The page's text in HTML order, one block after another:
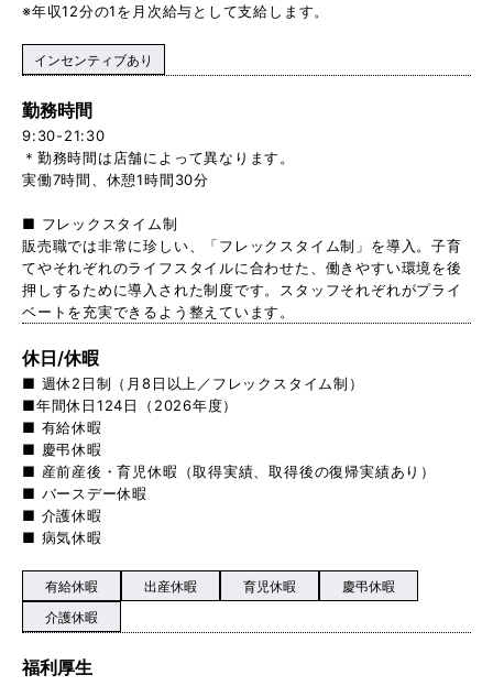
※年収12分の1を月次給与として支給します。
インセンティブあり
勤務時間
9:30-21:30
＊勤務時間は店舗によって異なります。
実働7時間、休憩1時間30分
■ フレックスタイム制
販売職では非常に珍しい、「フレックスタイム制」を導入。子育
てやそれぞれのライフスタイルに合わせた、働きやすい環境を後
押しするために導入された制度です。スタッフそれぞれがプライ
ベートを充実できるよう整えています。
休日/休暇
■ 週休2日制（月8日以上／フレックスタイム制）
■年間休日124日（2026年度）
■ 有給休暇
■ 慶弔休暇
■ 産前産後・育児休暇（取得実績、取得後の復帰実績あり）
■ バースデー休暇
■ 介護休暇
■ 病気休暇
有給休暇 出産休暇 育児休暇
慶弔休暇
介護休暇
福利厚生